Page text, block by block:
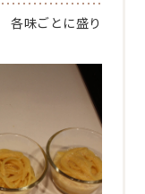
各味ごとに盛り